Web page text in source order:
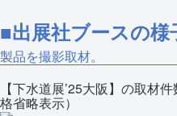
■出展社ブースの様
製品を撮影取材。
【下水道展’25大阪】の取材件
格省略表示）